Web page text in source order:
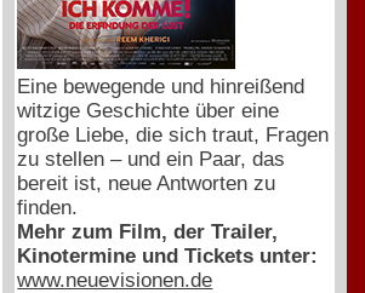
Eine bewegende und hinreißend
witzige Geschichte über eine
große Liebe, die sich traut, Fragen
zu stellen – und ein Paar, das
bereit ist, neue Antworten zu
finden.
Mehr zum Film, der Trailer,
Kinotermine und Tickets unter:
www.neuevisionen.de